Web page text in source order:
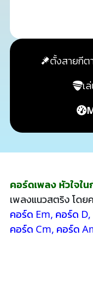
ตั้งสายกีต
เ
คอร์ดเพลง หัวใจใน
เพลงแนวสตริง โดย
คอร์ด Em, คอร์ด D,
คอร์ด Cm, คอร์ด